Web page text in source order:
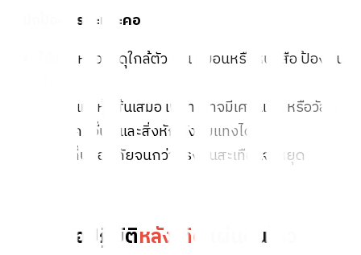
3. ปกป้องศีรษะและคอ
ใช้แขนหรือวัสดุใกล้ตัว เช่น หมอนหรือหนังสือ ป้องกัน
ใส่รองเท้าหุ้มส้นเสมอ เพราะอาจมีเศษแก้ว หรือวัสดุ
แหลมคมอื่นๆ และสิ่งหักพังทิ่มแทงได้
อยู่ในที่ปลอดภัยจนกว่าแรงสั่นสะเทือนจะหยุด
ข้อปฏิบัติหลังเกิด แผ่นดินไหว